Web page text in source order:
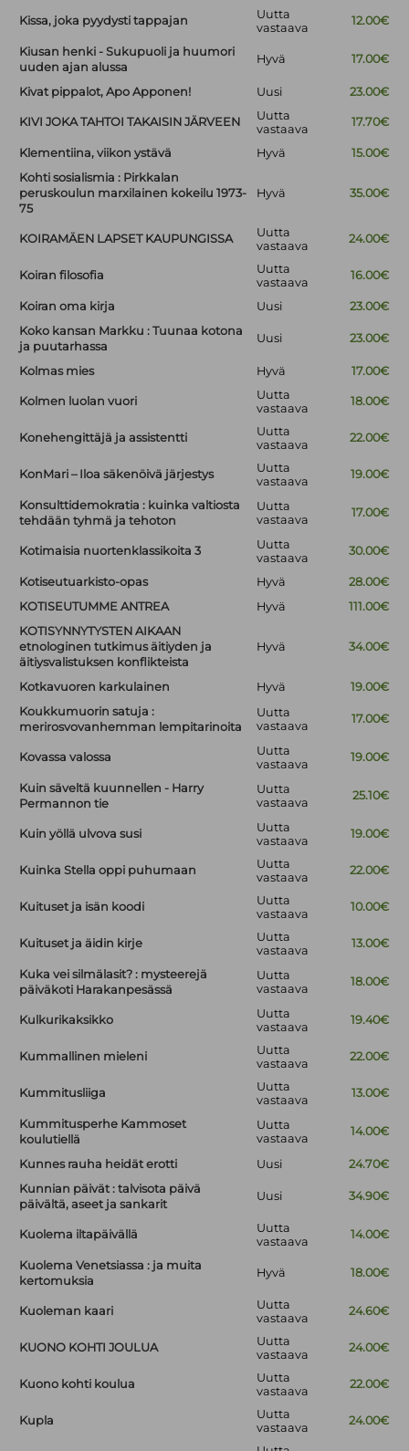
Kissa, joka pyydysti tappajan
Uutta
vastaava
12.00€
Kiusan henki - Sukupuoli ja huumori
uuden ajan alussa
Hyvä 17.00€
Kivat pippalot, Apo Apponen! Uusi 23.00€
KIVI JOKA TAHTOI TAKAISIN JÄRVEEN
Uutta
vastaava
17.70€
Klementiina, viikon ystävä Hyvä
15.00€
Kohti sosialismia : Pirkkalan
peruskoulun marxilainen kokeilu 1973-
75
Hyvä 35.00€
KOIRAMÄEN LAPSET KAUPUNGISSA
Uutta
vastaava
24.00€
Koiran filosofia
Uutta
vastaava
16.00€
Koiran oma kirja Uusi
23.00€
Koko kansan Markku : Tuunaa kotona
ja puutarhassa
Uusi 23.00€
Kolmas mies Hyvä 17.00€
Kolmen luolan vuori
Uutta
vastaava
18.00€
Konehengittäjä ja assistentti
Uutta
vastaava
22.00€
KonMari – Iloa säkenöivä järjestys
Uutta
vastaava
19.00€
Konsulttidemokratia : kuinka valtiosta
tehdään tyhmä ja tehoton
Uutta
vastaava
17.00€
Kotimaisia nuortenklassikoita 3
Uutta
vastaava
30.00€
Kotiseutuarkisto-opas Hyvä
28.00€
KOTISEUTUMME ANTREA
Hyvä
111.00€
KOTISYNNYTYSTEN AIKAAN
etnologinen tutkimus äitiyden ja
äitiysvalistuksen konflikteista
Hyvä 34.00€
Kotkavuoren karkulainen Hyvä
19.00€
Koukkumuorin satuja :
merirosvovanhemman lempitarinoita
Uutta
vastaava
17.00€
Kovassa valossa
Uutta
vastaava
19.00€
Kuin säveltä kuunnellen - Harry
Permannon tie
Uutta
vastaava
25.10€
Kuin yöllä ulvova susi
Uutta
vastaava
19.00€
Kuinka Stella oppi puhumaan
Uutta
vastaava
22.00€
Kuituset ja isän koodi
Uutta
vastaava
10.00€
Kuituset ja äidin kirje
Uutta
vastaava
13.00€
Kuka vei silmälasit? : mysteerejä
päiväkoti Harakanpesässä
Uutta
vastaava
18.00€
Kulkurikaksikko
Uutta
vastaava
19.40€
Kummallinen mieleni
Uutta
vastaava
22.00€
Kummitusliiga
Uutta
vastaava
13.00€
Kummitusperhe Kammoset
koulutiellä
Uutta
vastaava
14.00€
Kunnes rauha heidät erotti Uusi
24.70€
Kunnian päivät : talvisota päivä
päivältä, aseet ja sankarit
Uusi 34.90€
Kuolema iltapäivällä
Uutta
vastaava
14.00€
Kuolema Venetsiassa : ja muita
kertomuksia
Hyvä 18.00€
Kuoleman kaari
Uutta
vastaava
24.60€
KUONO KOHTI JOULUA
Uutta
vastaava
24.00€
Kuono kohti koulua
Uutta
vastaava
22.00€
Kupla
Uutta
vastaava
24.00€